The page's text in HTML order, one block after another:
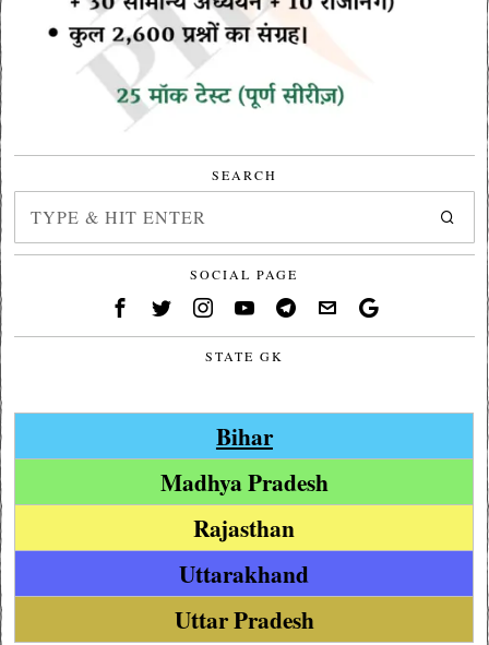
SEARCH
SOCIAL PAGE
STATE GK
Bihar
Madhya Pradesh
Rajasthan
Uttarakhand
Uttar Pradesh